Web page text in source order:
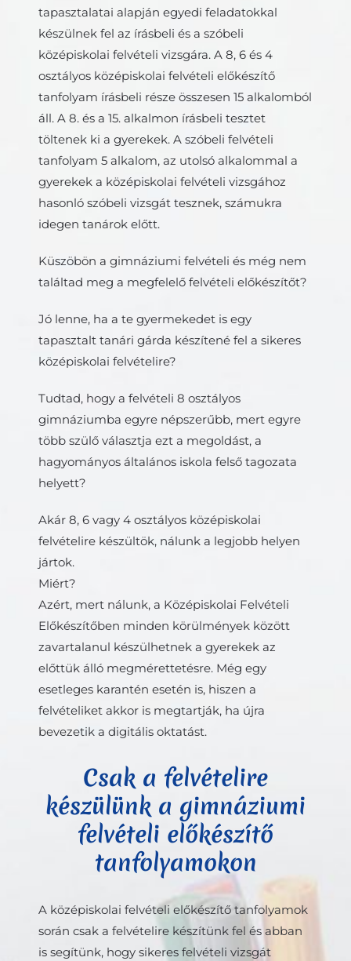
tapasztalatai alapján egyedi feladatokkal
készülnek fel az írásbeli és a szóbeli
középiskolai felvételi vizsgára. A 8, 6 és 4
osztályos középiskolai felvételi előkészítő
tanfolyam írásbeli része összesen 15 alkalomból
áll. A 8. és a 15. alkalmon írásbeli tesztet
töltenek ki a gyerekek. A szóbeli felvételi
tanfolyam 5 alkalom, az utolsó alkalommal a
gyerekek a középiskolai felvételi vizsgához
hasonló szóbeli vizsgát tesznek, számukra
idegen tanárok előtt.
Küszöbön a gimnáziumi felvételi és még nem
találtad meg a megfelelő felvételi előkészítőt?
Jó lenne, ha a te gyermekedet is egy
tapasztalt tanári gárda készítené fel a sikeres
középiskolai felvételire?
Tudtad, hogy a felvételi 8 osztályos
gimnáziumba egyre népszerűbb, mert egyre
több szülő választja ezt a megoldást, a
hagyományos általános iskola felső tagozata
helyett?
Akár 8, 6 vagy 4 osztályos középiskolai
felvételire készültök, nálunk a legjobb helyen
jártok.
Miért?
Azért, mert nálunk, a Középiskolai Felvételi
Előkészítőben minden körülmények között
zavartalanul készülhetnek a gyerekek az
előttük álló megmérettetésre. Még egy
esetleges karantén esetén is, hiszen a
felvételiket akkor is megtartják, ha újra
bevezetik a digitális oktatást.
Csak a felvételire
készülünk a gimnáziumi
felvételi előkészítő
tanfolyamokon
A középiskolai felvételi előkészítő tanfolyamok
során csak a felvételire készítünk fel és abban
is segítünk, hogy sikeres felvételi vizsgát